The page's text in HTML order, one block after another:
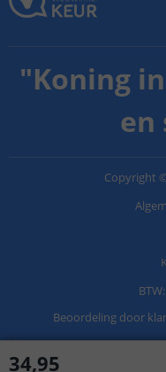
34,95
"Koning
en
Copyright
Beoordeling door